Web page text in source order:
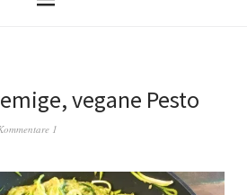
vegane Pesto
1